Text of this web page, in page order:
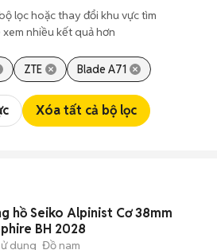
lọc hoặc thay đổi khu vực tìm
xem nhiều kết quả hơn
ZTE Blade A71
Xóa tất cả bộ lọc
hồ Seiko Alpinist Cơ 38mm
BH 2028
dụng Đồ nam